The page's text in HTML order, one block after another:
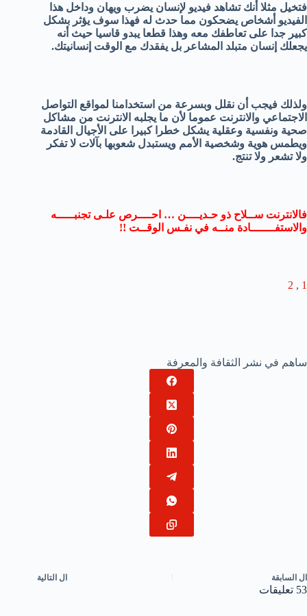
فتخيل مثلا أنك تشاهد فيديو لإنسان يضرب ويهان وداخل هذا
الفيديو أشخاص يضحكون مما حدث له فهذا سوف يؤثر بشكل
كبير جدا على تعاطفك معه وهذا قطعا يبدو قاسيا حيث أنه
يجعلك إنسان متبلد المشاعر بل يفقدك مع الوقت إنسانيتك.
ولذلك فيجب أن نقلل وبسرعة من استخدامنا لمواقع التواصل
الاجتماعي والانترنت عموما لأن ما يجلبه الانترنت من مشاكل
صحية ونفسية وعقلية يشكل خطرا كبيرا على الأجيال القادمة
ويطمس هوية وشخصية الأمم ويستبدل شعوبها بآلات لا تفكر
ولا تشعر ولا تنتج.
فالانترنت ســلاح ذو حـديــــن … احــــرص علـى تجنبـــــه
والاستفـــــــادة منــه في نفـس الوقــت !!
1
,
2
ساهم في نشر الثقافة والمعرفة
ال السابقة ال التالية
53 تعليقات